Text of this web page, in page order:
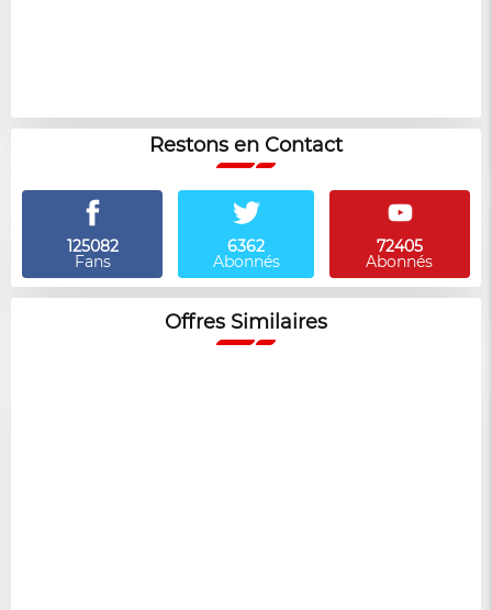
Restons en Contact
125082
Fans
6362
Abonnés
72405
Abonnés
Offres Similaires